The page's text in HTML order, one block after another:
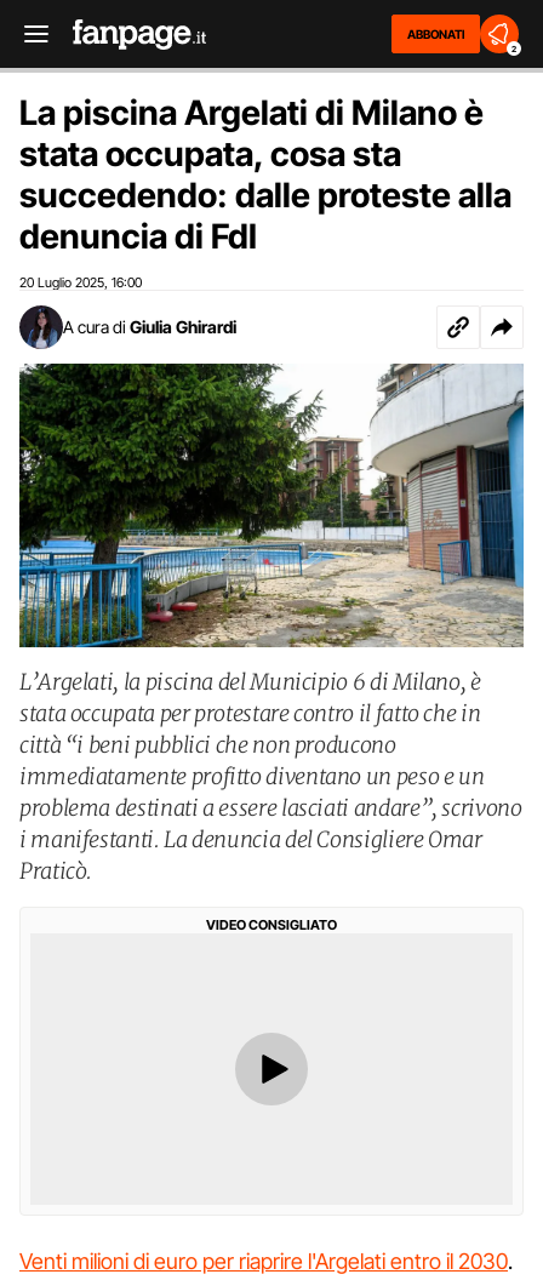
ABBONATI
2
La piscina Argelati di Milano è
stata occupata, cosa sta
succedendo: dalle proteste alla
denuncia di FdI
20 Luglio 2025 16:00
A cura di Giulia Ghirardi
L’Argelati, la piscina del Municipio 6 di Milano, è
stata occupata per protestare contro il fatto che in
città “i beni pubblici che non producono
immediatamente profitto diventano un peso e un
problema destinati a essere lasciati andare”, scrivono
i manifestanti. La denuncia del Consigliere Omar
Praticò.
VIDEO CONSIGLIATO
Venti milioni di euro per riaprire l'Argelati entro il 2030.